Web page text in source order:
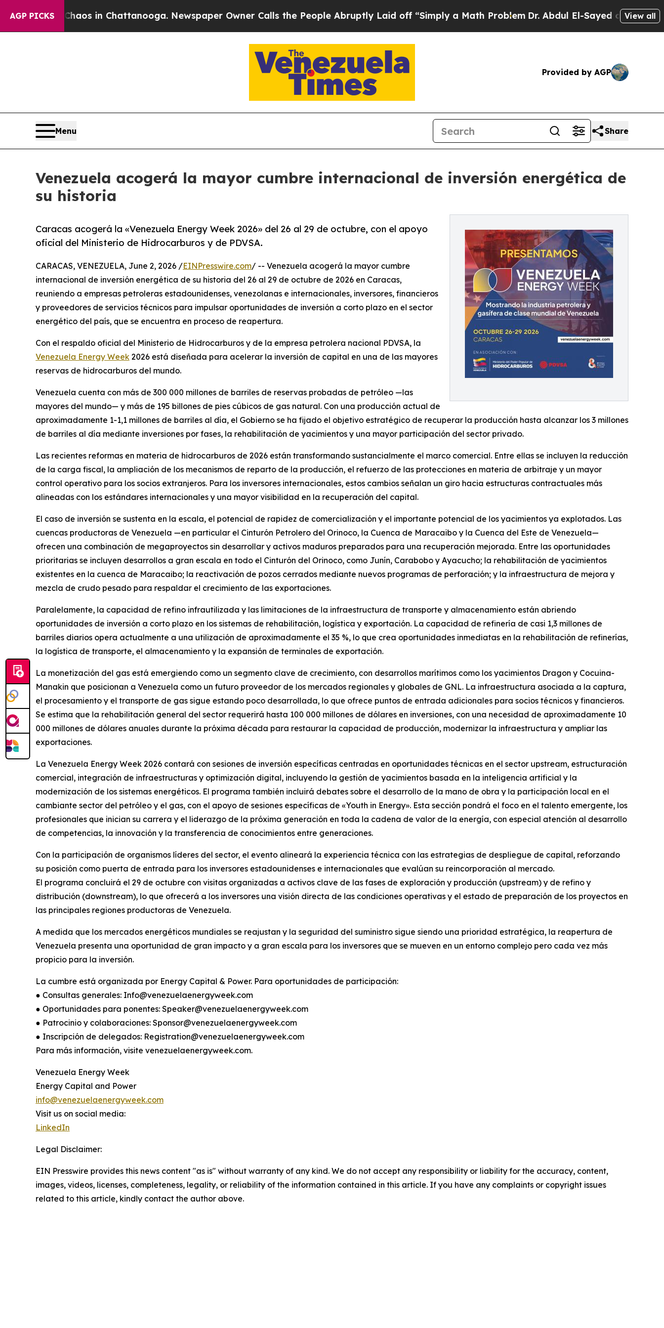
AGP PICKS
Chaos in Chattanooga. Newspaper Owner Calls the People Abruptly Laid off “Simply a Math Problem Dr. Abdul El-Sayed on HistoricView all
Provided by AGP
Menu Share
Venezuela acogerá la mayor cumbre internacional de inversión energética de
su historia
Caracas acogerá la «Venezuela Energy Week 2026» del 26 al 29 de octubre, con el apoyo
oficial del Ministerio de Hidrocarburos y de PDVSA.
CARACAS, VENEZUELA, June 2, 2026 /EINPresswire.com/ -- Venezuela acogerá la mayor cumbre
internacional de inversión energética de su historia del 26 al 29 de octubre de 2026 en Caracas,
reuniendo a empresas petroleras estadounidenses, venezolanas e internacionales, inversores, financieros
y proveedores de servicios técnicos para impulsar oportunidades de inversión a corto plazo en el sector
energético del país, que se encuentra en proceso de reapertura.
Con el respaldo oficial del Ministerio de Hidrocarburos y de la empresa petrolera nacional PDVSA, la
Venezuela Energy Week 2026 está diseñada para acelerar la inversión de capital en una de las mayores
reservas de hidrocarburos del mundo.
Venezuela cuenta con más de 300 000 millones de barriles de reservas probadas de petróleo —las
mayores del mundo— y más de 195 billones de pies cúbicos de gas natural. Con una producción actual de
aproximadamente 1-1,1 millones de barriles al día, el Gobierno se ha fijado el objetivo estratégico de recuperar la producción hasta alcanzar los 3 millones
de barriles al día mediante inversiones por fases, la rehabilitación de yacimientos y una mayor participación del sector privado.
Las recientes reformas en materia de hidrocarburos de 2026 están transformando sustancialmente el marco comercial. Entre ellas se incluyen la reducción
de la carga fiscal, la ampliación de los mecanismos de reparto de la producción, el refuerzo de las protecciones en materia de arbitraje y un mayor
control operativo para los socios extranjeros. Para los inversores internacionales, estos cambios señalan un giro hacia estructuras contractuales más
alineadas con los estándares internacionales y una mayor visibilidad en la recuperación del capital.
El caso de inversión se sustenta en la escala, el potencial de rapidez de comercialización y el importante potencial de los yacimientos ya explotados. Las
cuencas productoras de Venezuela —en particular el Cinturón Petrolero del Orinoco, la Cuenca de Maracaibo y la Cuenca del Este de Venezuela—
ofrecen una combinación de megaproyectos sin desarrollar y activos maduros preparados para una recuperación mejorada. Entre las oportunidades
prioritarias se incluyen desarrollos a gran escala en todo el Cinturón del Orinoco, como Junín, Carabobo y Ayacucho; la rehabilitación de yacimientos
existentes en la cuenca de Maracaibo; la reactivación de pozos cerrados mediante nuevos programas de perforación; y la infraestructura de mejora y
mezcla de crudo pesado para respaldar el crecimiento de las exportaciones.
Paralelamente, la capacidad de refino infrautilizada y las limitaciones de la infraestructura de transporte y almacenamiento están abriendo
oportunidades de inversión a corto plazo en los sistemas de rehabilitación, logística y exportación. La capacidad de refinería de casi 1,3 millones de
barriles diarios opera actualmente a una utilización de aproximadamente el 35 %, lo que crea oportunidades inmediatas en la rehabilitación de refinerías,
la logística de transporte, el almacenamiento y la expansión de terminales de exportación.
La monetización del gas está emergiendo como un segmento clave de crecimiento, con desarrollos marítimos como los yacimientos Dragon y Cocuina-
Manakin que posicionan a Venezuela como un futuro proveedor de los mercados regionales y globales de GNL. La infraestructura asociada a la captura,
el procesamiento y el transporte de gas sigue estando poco desarrollada, lo que ofrece puntos de entrada adicionales para socios técnicos y financieros.
Se estima que la rehabilitación general del sector requerirá hasta 100 000 millones de dólares en inversiones, con una necesidad de aproximadamente 10
000 millones de dólares anuales durante la próxima década para restaurar la capacidad de producción, modernizar la infraestructura y ampliar las
exportaciones.
La Venezuela Energy Week 2026 contará con sesiones de inversión específicas centradas en oportunidades técnicas en el sector upstream, estructuración
comercial, integración de infraestructuras y optimización digital, incluyendo la gestión de yacimientos basada en la inteligencia artificial y la
modernización de los sistemas energéticos. El programa también incluirá debates sobre el desarrollo de la mano de obra y la participación local en el
cambiante sector del petróleo y el gas, con el apoyo de sesiones específicas de «Youth in Energy». Esta sección pondrá el foco en el talento emergente, los
profesionales que inician su carrera y el liderazgo de la próxima generación en toda la cadena de valor de la energía, con especial atención al desarrollo
de competencias, la innovación y la transferencia de conocimientos entre generaciones.
Con la participación de organismos líderes del sector, el evento alineará la experiencia técnica con las estrategias de despliegue de capital, reforzando
su posición como puerta de entrada para los inversores estadounidenses e internacionales que evalúan su reincorporación al mercado.
El programa concluirá el 29 de octubre con visitas organizadas a activos clave de las fases de exploración y producción (upstream) y de refino y
distribución (downstream), lo que ofrecerá a los inversores una visión directa de las condiciones operativas y el estado de preparación de los proyectos en
las principales regiones productoras de Venezuela.
A medida que los mercados energéticos mundiales se reajustan y la seguridad del suministro sigue siendo una prioridad estratégica, la reapertura de
Venezuela presenta una oportunidad de gran impacto y a gran escala para los inversores que se mueven en un entorno complejo pero cada vez más
propicio para la inversión.
La cumbre está organizada por Energy Capital & Power. Para oportunidades de participación:
● Consultas generales: Info@venezuelaenergyweek.com
● Oportunidades para ponentes: Speaker@venezuelaenergyweek.com
● Patrocinio y colaboraciones: Sponsor@venezuelaenergyweek.com
● Inscripción de delegados: Registration@venezuelaenergyweek.com
Para más información, visite venezuelaenergyweek.com.
Venezuela Energy Week
Energy Capital and Power
info@venezuelaenergyweek.com
Visit us on social media:
LinkedIn
Legal Disclaimer:
EIN Presswire provides this news content "as is" without warranty of any kind. We do not accept any responsibility or liability for the accuracy, content,
images, videos, licenses, completeness, legality, or reliability of the information contained in this article. If you have any complaints or copyright issues
related to this article, kindly contact the author above.